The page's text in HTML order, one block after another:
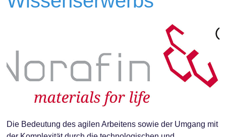
Die Bedeutung des agilen Arbeitens sowie der Umgang mit